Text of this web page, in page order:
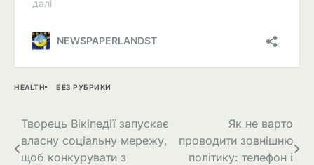
HEALTH БЕЗ РУБРИКИ
Навігація
записів
Творець Вікіпедії запускає
власну соціальну мережу,
щоб конкурувати з
Як не варто
проводити зовнішню
політику: телефон і